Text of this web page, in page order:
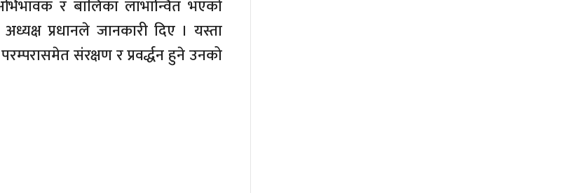
र बालिका लाभान्वित भएको
प्रधानले जानकारी दिए । यस्ता
संरक्षण र प्रवर्द्धन हुने उनको